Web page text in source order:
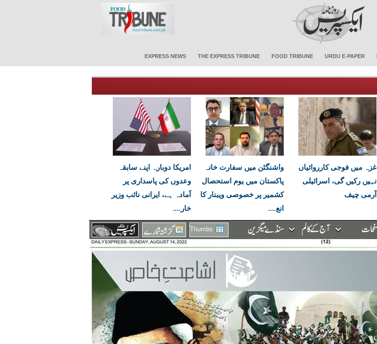
EXPRESS NEWS THE EXPRESS TRIBUNE FOOD TRIBUNE URDU E-PAPER
غزہ میں فوجی کارروائیاں
نہیں رکیں گی، اسرائیلی
آرمی چیف
واشنگٹن میں سفارت خانہ
پاکستان میں یوم استحصال
کشمیر پر خصوصی ویبنار کا
انع....
امریکا دوبارہ اپنے سابقہ
وعدوں کی پاسداری پر
آمادہ ہے، ایرانی نائب وزیر
خار....
Thumbs